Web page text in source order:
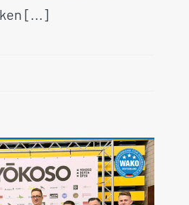
[...]
Hofmann